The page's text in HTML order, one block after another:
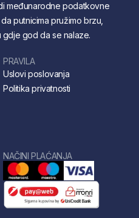
međunarodne podatkovne
putnicima pružimo brzu,
god da se nalaze.
NAČINI PLAĆANJA
PRAVILA
Uslovi poslovanja
Politika privatnosti